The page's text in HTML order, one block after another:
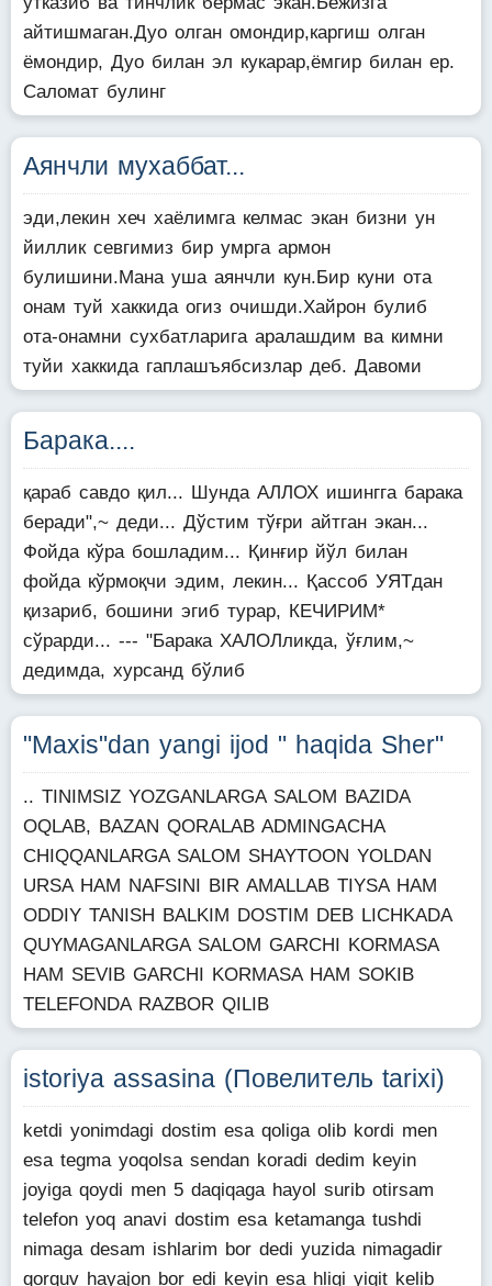
айтишмаган.Дуо олган омондир,каргиш олган
ёмондир, Дуо билан эл кукарар,ёмгир билан ер.
Саломат булинг
Аянчли мухаббат...
эди,лекин хеч хаёлимга келмас экан бизни ун
йиллик севгимиз бир умрга армон
булишини.Мана уша аянчли кун.Бир куни ота
онам туй хаккида огиз очишди.Хайрон булиб
ота-онамни сухбатларига аралашдим ва кимни
туйи хаккида гаплашъябсизлар деб. Давоми
Барака....
қараб савдо қил... Шунда АЛЛОХ ишингга барака
беради",~ деди... Дўстим тўғри айтган экан...
Фойда кўра бошладим... Қинғир йўл билан
фойда кўрмоқчи эдим, лекин... Қассоб УЯТдан
қизариб, бошини эгиб турар, КЕЧИРИМ*
сўрарди... --- "Барака ХАЛОЛликда, ўғлим,~
дедимда, хурсанд бўлиб
"Maxis"dan yangi ijod " haqida Sher"
.. TINIMSIZ YOZGANLARGA SALOM BAZIDA
OQLAB, BAZAN QORALAB ADMINGACHA
CHIQQANLARGA SALOM SHAYTOON YOLDAN
URSA HAM NAFSINI BIR AMALLAB TIYSA HAM
ODDIY TANISH BALKIM DOSTIM DEB LICHKADA
QUYMAGANLARGA SALOM GARCHI KORMASA
HAM SEVIB GARCHI KORMASA HAM SOKIB
TELEFONDA RAZBOR QILIB
istoriya assasina (Повелитель tarixi)
ketdi yonimdagi dostim esa qoliga olib kordi men
esa tegma yoqolsa sendan koradi dedim keyin
joyiga qoydi men 5 daqiqaga hayol surib otirsam
telefon yoq anavi dostim esa ketamanga tushdi
nimaga desam ishlarim bor dedi yuzida nimagadir
qorquv hayajon bor edi keyin esa hligi yigit kelib